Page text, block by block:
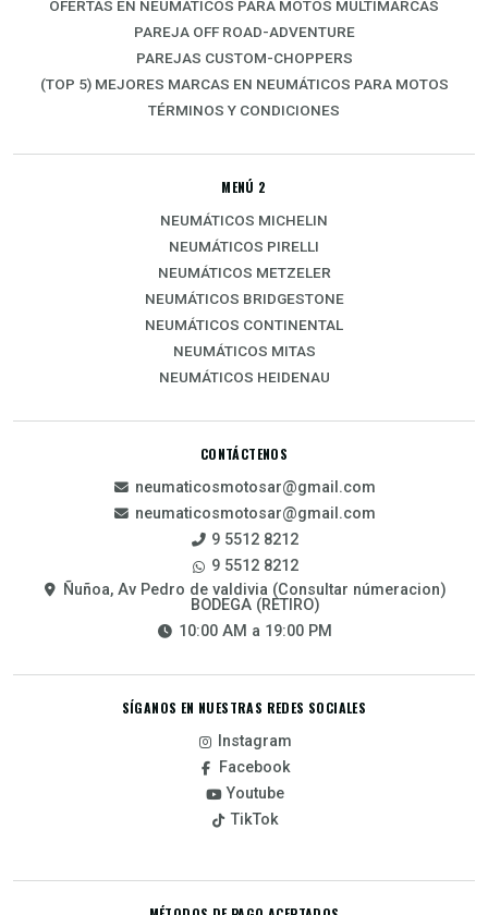
OFERTAS EN NEUMÁTICOS PARA MOTOS MULTIMARCAS
PAREJA OFF ROAD-ADVENTURE
PAREJAS CUSTOM-CHOPPERS
(TOP 5) MEJORES MARCAS EN NEUMÁTICOS PARA MOTOS
TÉRMINOS Y CONDICIONES
MENÚ 2
NEUMÁTICOS MICHELIN
NEUMÁTICOS PIRELLI
NEUMÁTICOS METZELER
NEUMÁTICOS BRIDGESTONE
NEUMÁTICOS CONTINENTAL
NEUMÁTICOS MITAS
NEUMÁTICOS HEIDENAU
CONTÁCTENOS
neumaticosmotosar@gmail.com
neumaticosmotosar@gmail.com
9 5512 8212
9 5512 8212
Ñuñoa, Av Pedro de valdivia (Consultar númeracion)
BODEGA (RETIRO)
10:00 AM a 19:00 PM
SÍGANOS EN NUESTRAS REDES SOCIALES
Instagram
Facebook
Youtube
TikTok